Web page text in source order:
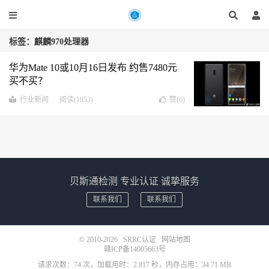
标签：麒麟970处理器
华为Mate 10或10月16日发布 约售7480元
买不买？
行业新闻 阅读(1853) 赞(0)
贝斯通检测 专业认证 诚挚服务
联系我们 联系我们
© 2010-2026 SRRC认证
网站地图
赣ICP备14005663号
请求次数：74 次，加载用时：2.817 秒，内存占用：34.71 MB